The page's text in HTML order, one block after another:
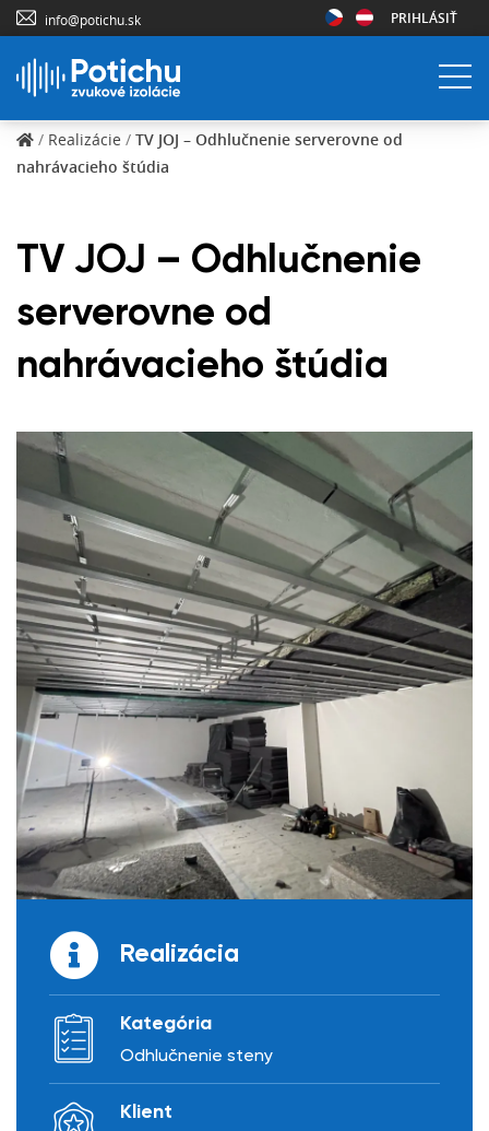
info@potichu.sk PRIHLÁSIŤ
/ Realizácie / TV JOJ – Odhlučnenie serverovne od
nahrávacieho štúdia
TV JOJ – Odhlučnenie
serverovne od
nahrávacieho štúdia
Realizácia
Kategória
Odhlučnenie steny
Klient